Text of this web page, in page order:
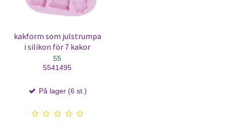
kakform som julstrumpa
i silikon för 7 kakor
55
5541495
På lager (6 st.)